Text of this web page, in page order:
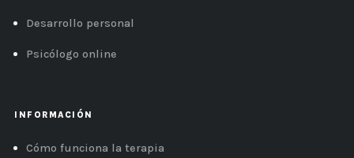
Desarrollo personal
Psicólogo online
INFORMACIÓN
Cómo funciona la terapia